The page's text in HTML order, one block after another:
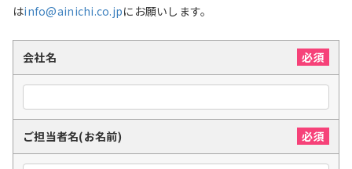
はinfo@ainichi.co.jpにお願いします。
会社名
ご担当者名(お名前)